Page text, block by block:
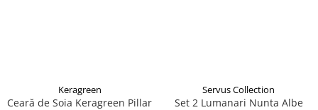
Keragreen
Ceară de Soia Keragreen Pillar
Servus Collection
Set 2 Lumanari Nunta Albe